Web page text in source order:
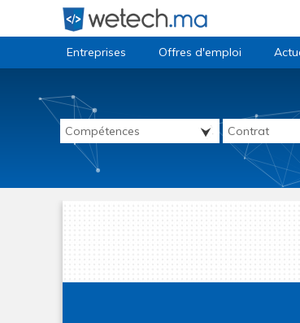
Entreprises Offres d'emploi